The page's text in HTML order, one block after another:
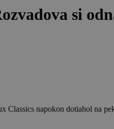
si
napokon dotiahol na